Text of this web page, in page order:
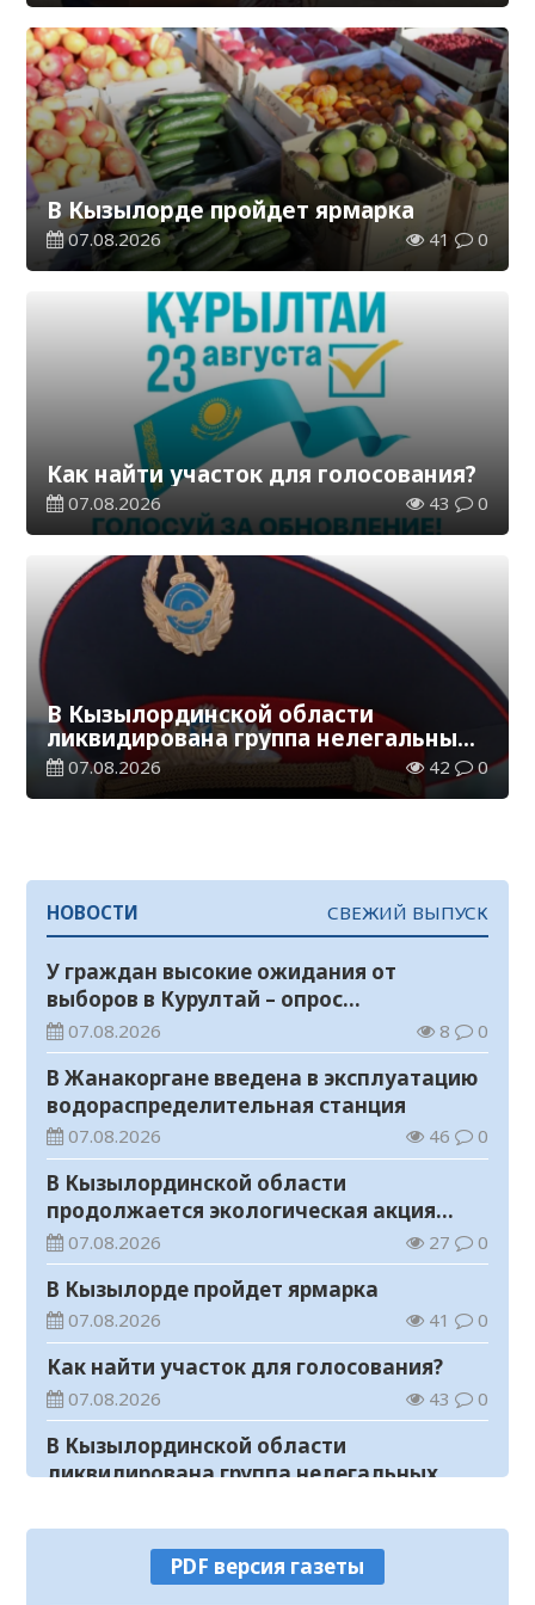
В Кызылорде пройдет ярмарка
07.08.2026 41 0
Как найти участок для голосования?
07.08.2026 43 0
В Кызылординской области
ликвидирована группа нелегальных
добытчиков золота
07.08.2026 42 0
НОВОСТИ СВЕЖИЙ ВЫПУСК
У граждан высокие ожидания от
выборов в Курултай – опрос
общественного мнения
07.08.2026 8 0
В Жанакоргане введена в эксплуатацию
водораспределительная станция
07.08.2026 46 0
В Кызылординской области
продолжается экологическая акция
«Таза Қазақстан»
07.08.2026 27 0
В Кызылорде пройдет ярмарка
07.08.2026 41 0
Как найти участок для голосования?
07.08.2026 43 0
В Кызылординской области
ликвидирована группа нелегальных
Аким области ознакомился с работой
племенного хозяйства в
PDF версия газеты